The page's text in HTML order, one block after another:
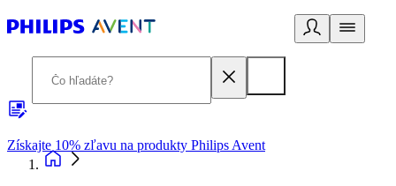
Získajte 10% zľavu na produkty Philips Avent